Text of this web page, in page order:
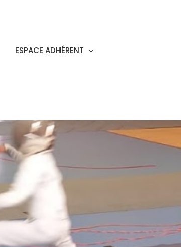
ESPACE ADHÉRENT